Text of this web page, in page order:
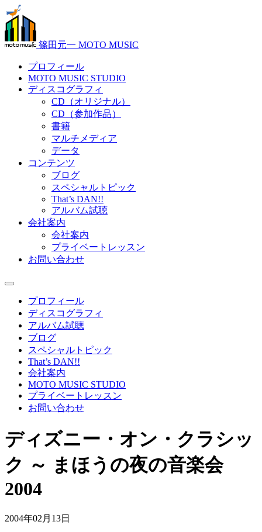
篠田元一 MOTO MUSIC
プロフィール
MOTO MUSIC STUDIO
ディスコグラフィ
CD（オリジナル）
CD（参加作品）
書籍
マルチメディア
データ
コンテンツ
ブログ
スペシャルトピック
That’s DAN!!
アルバム試聴
会社案内
会社案内
プライベートレッスン
お問い合わせ
プロフィール
ディスコグラフィ
アルバム試聴
ブログ
スペシャルトピック
That’s DAN!!
会社案内
MOTO MUSIC STUDIO
プライベートレッスン
お問い合わせ
ディズニー・オン・クラシッ
ク ～ まほうの夜の音楽会
2004
2004年02月13日